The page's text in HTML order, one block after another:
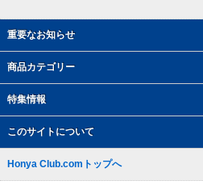
重要なお知らせ
商品カテゴリー
特集情報
このサイトについて
Honya Club.comトップへ